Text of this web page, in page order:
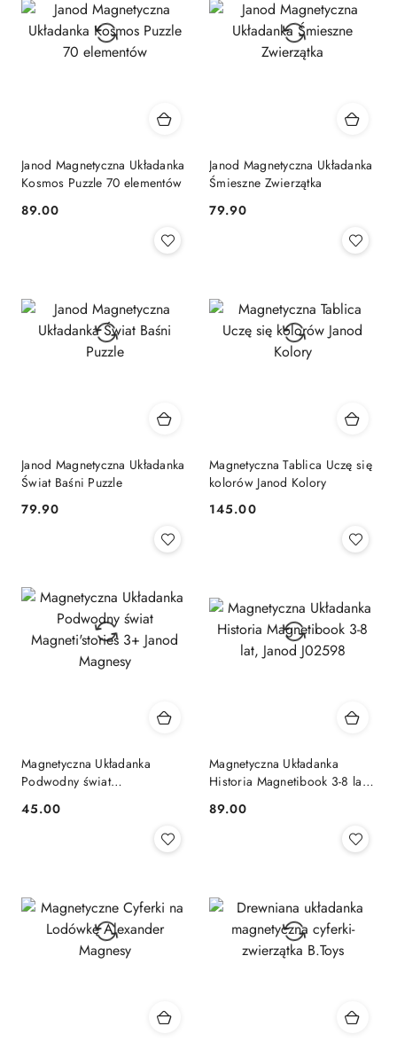
Janod Magnetyczna Układanka
Kosmos Puzzle 70 elementów
Cena:
89.00
Janod Magnetyczna Układanka
Śmieszne Zwierzątka
Cena:
79.90
Janod Magnetyczna Układanka
Świat Baśni Puzzle
Cena:
79.90
Magnetyczna Tablica Uczę się
kolorów Janod Kolory
Cena:
145.00
Magnetyczna Układanka
Podwodny świat
Magnesy
Cena:
45.00
Magnetyczna Układanka
Historia Magnetibook 3-8 lat,
Cena:
89.00